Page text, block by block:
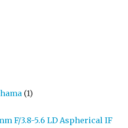
(1)
F/3.8-5.6 LD Aspherical IF